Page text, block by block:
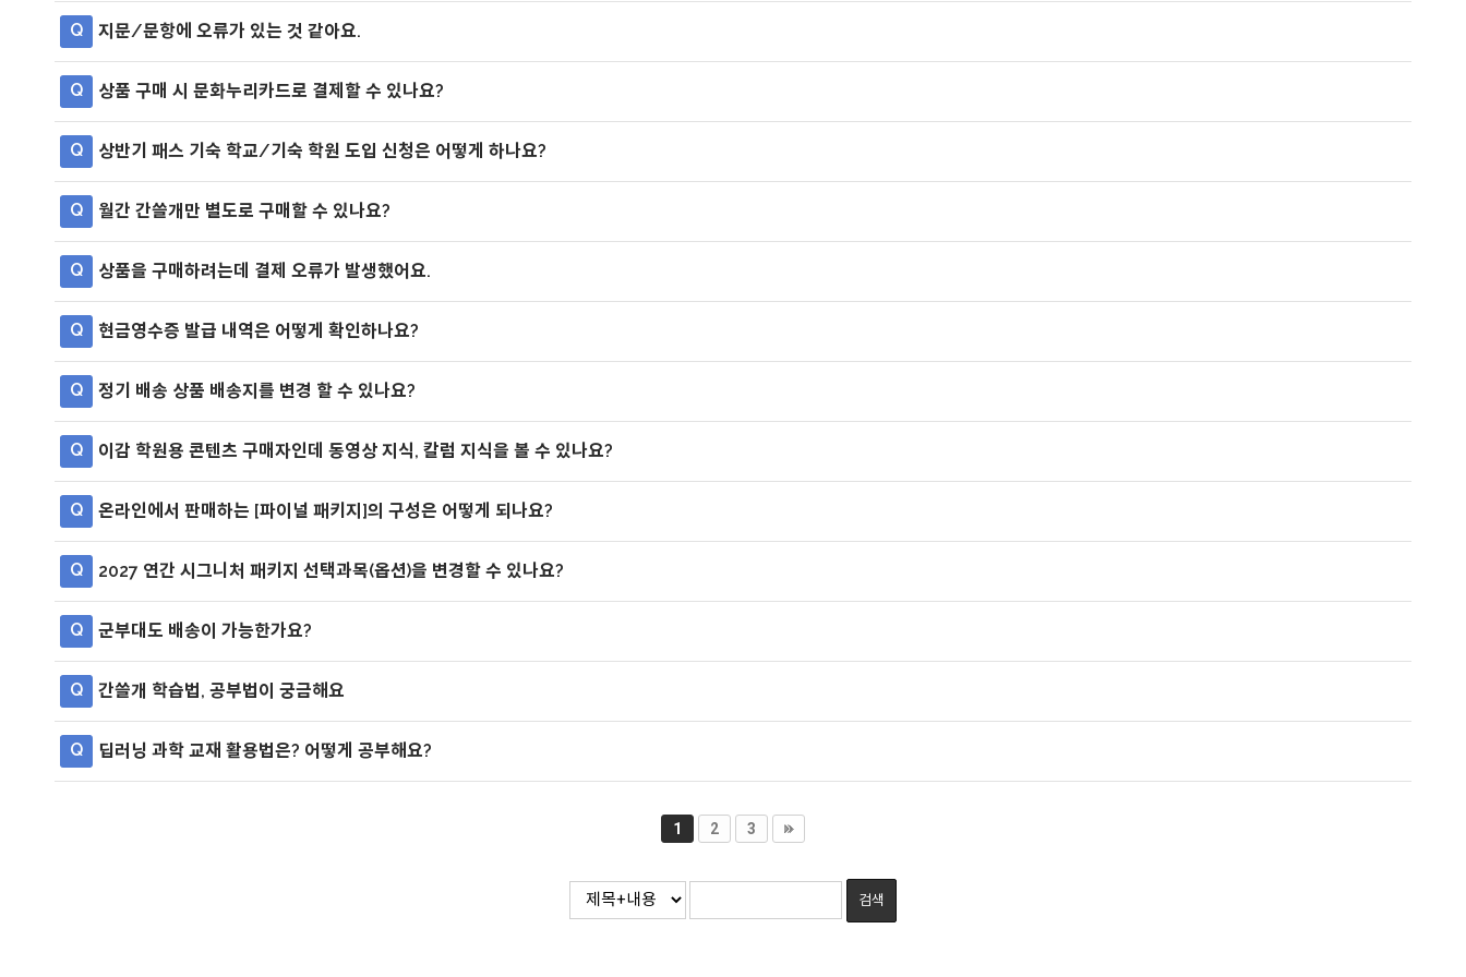
Q 지문/문항에 오류가 있는 것 같아요.
Q 상품 구매 시 문화누리카드로 결제할 수 있나요?
Q 상반기 패스 기숙 학교/기숙 학원 도입 신청은 어떻게 하나요?
Q 월간 간쓸개만 별도로 구매할 수 있나요?
Q 상품을 구매하려는데 결제 오류가 발생했어요.
Q 현금영수증 발급 내역은 어떻게 확인하나요?
Q 정기 배송 상품 배송지를 변경 할 수 있나요?
Q 이감 학원용 콘텐츠 구매자인데 동영상 지식, 칼럼 지식을 볼 수 있나요?
Q 온라인에서 판매하는 [파이널 패키지]의 구성은 어떻게 되나요?
Q 2027 연간 시그니처 패키지 선택과목(옵션)을 변경할 수 있나요?
Q 군부대도 배송이 가능한가요?
Q 간쓸개 학습법, 공부법이 궁금해요
Q 딥러닝 과학 교재 활용법은? 어떻게 공부해요?
1 2 3